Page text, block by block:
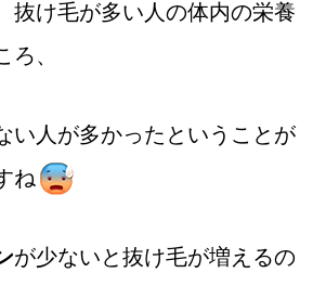
抜け毛が多い人の体内の栄養
ろ、
い人が多かったということが
ね
が少ないと抜け毛が増えるの